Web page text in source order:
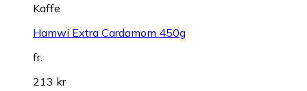
Kaffe
Hamwi Extra Cardamom 450g
fr.
213 kr